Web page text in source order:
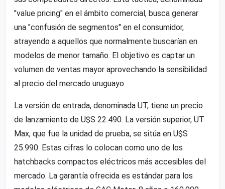
"value pricing" en el ámbito comercial, busca generar
una "confusión de segmentos" en el consumidor,
atrayendo a aquellos que normalmente buscarían en
modelos de menor tamaño. El objetivo es captar un
volumen de ventas mayor aprovechando la sensibilidad
al precio del mercado uruguayo.
La versión de entrada, denominada UT, tiene un precio
de lanzamiento de U$S 22.490. La versión superior, UT
Max, que fue la unidad de prueba, se sitúa en U$S
25.990. Estas cifras lo colocan como uno de los
hatchbacks compactos eléctricos más accesibles del
mercado. La garantía ofrecida es estándar para los